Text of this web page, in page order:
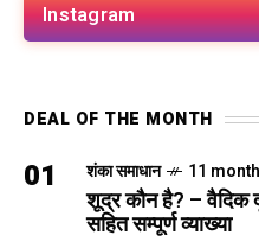
Instagram
DEAL OF THE MONTH
01 शंका समाधान 11
शूद्र कौन है? – वैदिक
सहित सम्पूर्ण व्याख्या